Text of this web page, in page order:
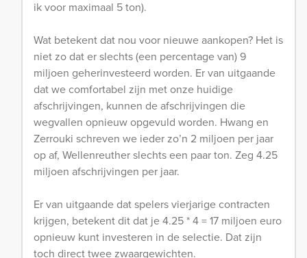
ik voor maximaal 5 ton).
Wat betekent dat nou voor nieuwe aankopen? Het is
niet zo dat er slechts (een percentage van) 9
miljoen geherinvesteerd worden. Er van uitgaande
dat we comfortabel zijn met onze huidige
afschrijvingen, kunnen de afschrijvingen die
wegvallen opnieuw opgevuld worden. Hwang en
Zerrouki schreven we ieder zo’n 2 miljoen per jaar
op af, Wellenreuther slechts een paar ton. Zeg 4.25
miljoen afschrijvingen per jaar.
Er van uitgaande dat spelers vierjarige contracten
krijgen, betekent dit dat je 4.25 * 4 = 17 miljoen euro
opnieuw kunt investeren in de selectie. Dat zijn
toch direct twee zwaargewichten.